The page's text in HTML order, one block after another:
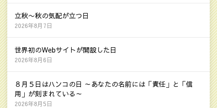
立秋〜秋の気配が立つ日
2026年8月7日
世界初のWebサイトが開設した日
2026年8月6日
８月５日はハンコの日 ～あなたの名前には「責任」と「信
用」が刻まれている～
2026年8月5日